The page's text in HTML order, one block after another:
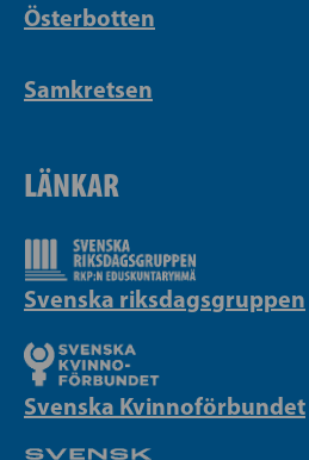
Österbotten
Samkretsen
LÄNKAR
Svenska riksdagsgruppen
Svenska Kvinnoförbundet